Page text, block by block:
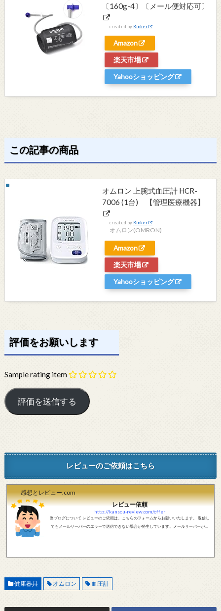
〔160g-4〕〔メール便対応可〕
created by Rinker
Amazon
楽天市場
Yahooショッピング
この記事の商品
オムロン 上腕式血圧計 HCR-
7006 (1台) 【管理医療機器】
created by Rinker
オムロン(OMRON)
Amazon
楽天市場
Yahooショッピング
評価をお願いします
Sample rating item
レビューのご依頼はこちら
感想とレビュー.com
レビュー依頼
http://kansou-review.com/offer
当ブログについて レビューのご依頼は、こちらのフォームからお願いいたします。 返信し
てもメールサーバーのエラーで送信できない場合が発生しています。メールサーバーが正
健康器具 オムロン 血圧計